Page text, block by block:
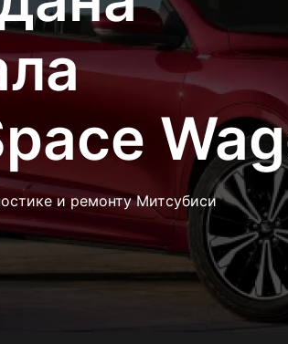
и ремонту Митсубиси